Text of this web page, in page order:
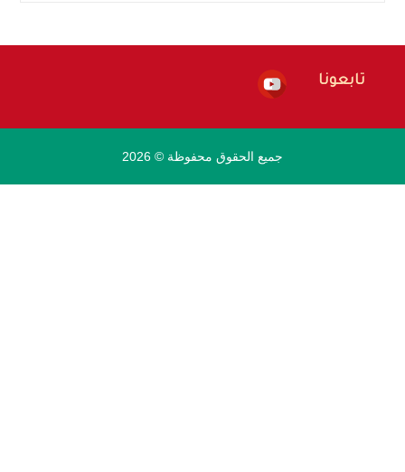
تابعونا
جميع الحقوق محفوظة © 2026